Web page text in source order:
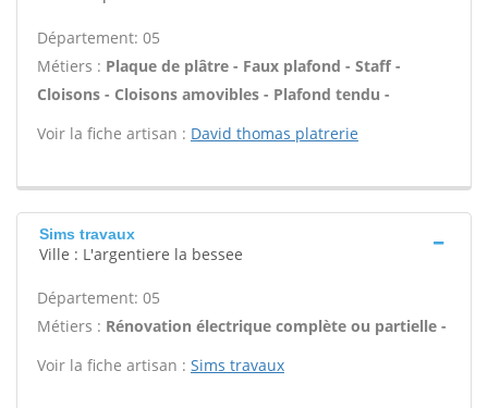
Département: 05
Métiers : Plaque de plâtre - Faux plafond - Staff -
Cloisons - Cloisons amovibles - Plafond tendu -
Voir la fiche artisan : David thomas platrerie
Sims travaux
Ville : L'argentiere la bessee
Département: 05
Métiers : Rénovation électrique complète ou partielle -
Voir la fiche artisan : Sims travaux